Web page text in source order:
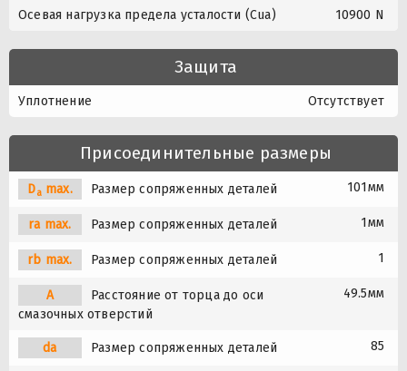
Осевая нагрузка предела усталости (Cua) 10900 N
Защита
Уплотнение Отсутствует
Присоединительные размеры
Damax. Размер сопряженных деталей 101мм
ra max. Размер сопряженных деталей 1мм
rb max. Размер сопряженных деталей 1
A
Расстояние от торца до оси
смазочных отверстий
49.5мм
da Размер сопряженных деталей 85